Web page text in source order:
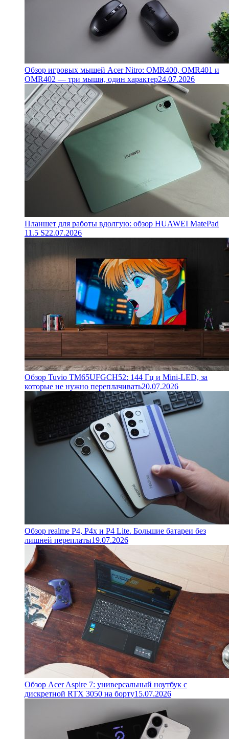
Обзор игровых мышей Acer Nitro: OMR400, OMR401 и
OMR402 — три мыши, один характер24.07.2026
Планшет для работы вдолгую: обзор HUAWEI MatePad
11.5 S22.07.2026
Обзор Tuvio TM65UFGCH52: 144 Гц и Mini-LED, за
которые не нужно переплачивать20.07.2026
Обзор realme P4, P4x и P4 Lite. Большие батареи без
лишней переплаты19.07.2026
Обзор Acer Aspire 7: универсальный ноутбук с
дискретной RTX 3050 на борту15.07.2026